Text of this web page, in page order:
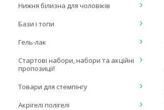
Нижня білизна для чоловіків
Бази і топи
Гель-лак
Стартові набори, набори та акційні
пропозиції!
Товари для стемпінгу
Акрігелі полігелі